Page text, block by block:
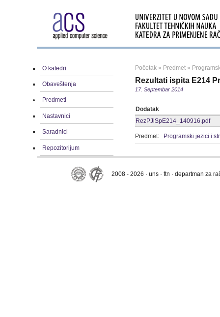
O katedri
Obaveštenja
Predmeti
Nastavnici
Saradnici
Repozitorijum
Početak » Predmet »
Rezultati ispita E214
17. Septembar 2014
Dodatak
RezPJiSpE214_140916.pdf
Predmet: Programski jezici i
2008 - 2026 · uns · ftn · departman za